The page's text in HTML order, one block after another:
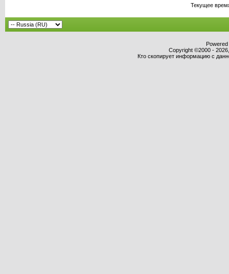
Текущее
Copyright ©2000 -
Кто скопирует информацию с